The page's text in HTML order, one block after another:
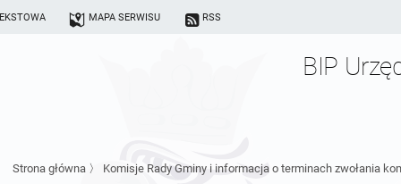
MAPA SERWISU RSS
BIP
Strona główna 〉 Komisje Rady Gminy i informacja o terminach zwołania